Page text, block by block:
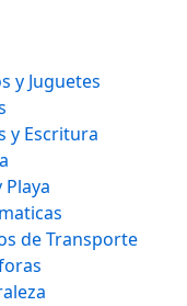
y Juguetes
y Escritura
Playa
de Transporte